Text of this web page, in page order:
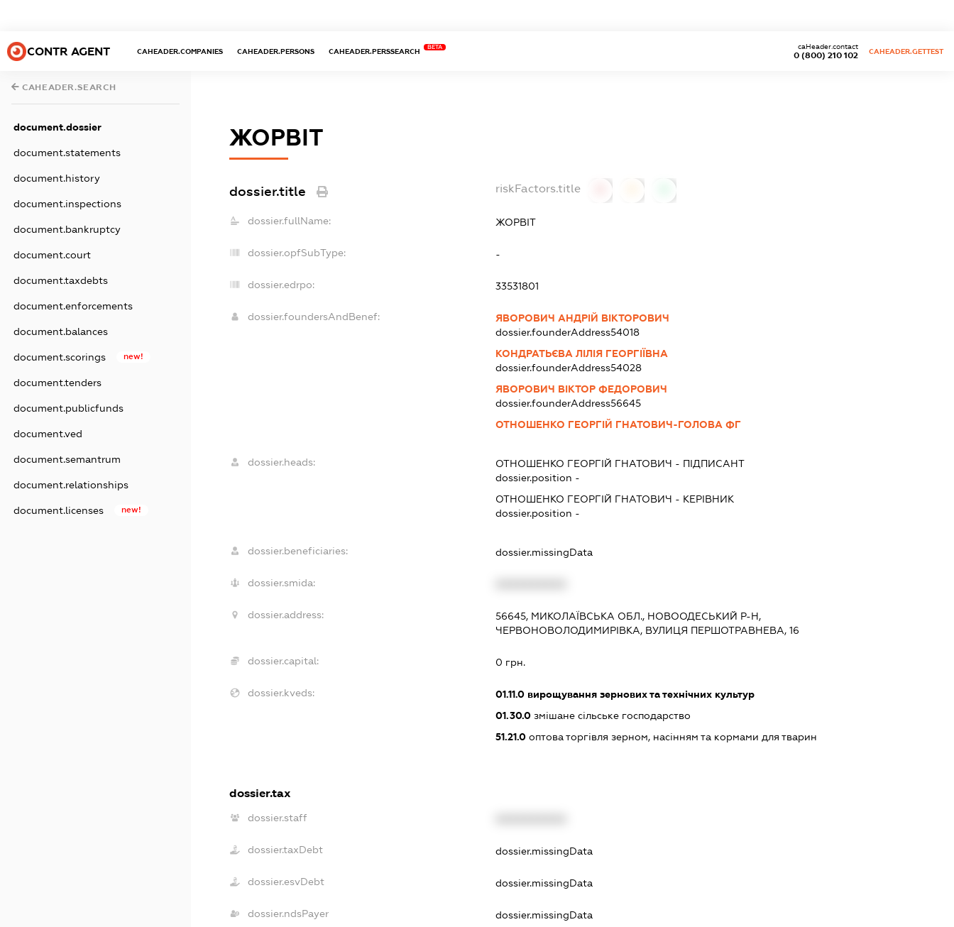
CONTR AGENT CAHEADER.COMPANIES CAHEADER.PERSONS CAHEADER.PERSSEARCH
BETA
0 (800) 210 102
caHeader.contact
CAHEADER.GETTEST
CAHEADER.SEARCH
document.dossier
document.statements
document.history
document.inspections
document.bankruptcy
document.court
document.taxdebts
document.enforcements
document.balances
document.scorings new!
document.tenders
document.publicfunds
document.ved
document.semantrum
document.relationships
document.licenses new!
ЖОРВІТ
dossier.title riskFactors.title
dossier.fullName: ЖОРВІТ
dossier.opfSubType: -
dossier.edrpo: 33531801
dossier.foundersAndBenef:
ЯВОРОВИЧ АНДРІЙ ВІКТОРОВИЧ
dossier.founderAddress54018
КОНДРАТЬЄВА ЛІЛІЯ ГЕОРГІЇВНА
dossier.founderAddress54028
ЯВОРОВИЧ ВІКТОР ФЕДОРОВИЧ
dossier.founderAddress56645
ОТНОШЕНКО ГЕОРГІЙ ГНАТОВИЧ-ГОЛОВА ФГ
dossier.heads: ОТНОШЕНКО ГЕОРГІЙ ГНАТОВИЧ - ПІДПИСАНТ
dossier.position -
ОТНОШЕНКО ГЕОРГІЙ ГНАТОВИЧ - КЕРІВНИК
dossier.position -
dossier.beneficiaries: dossier.missingData
dossier.smida:
dossier.address:
56645, МИКОЛАЇВСЬКА ОБЛ., НОВООДЕСЬКИЙ Р-Н,
ЧЕРВОНОВОЛОДИМИРІВКА, ВУЛИЦЯ ПЕРШОТРАВНЕВА, 16
dossier.capital: 0 грн.
dossier.kveds: 01.11.0вирощування зернових та технічних культур
01.30.0змішане сільське господарство
51.21.0оптова торгівля зерном, насінням та кормами для тварин
dossier.tax
dossier.staff
dossier.taxDebt dossier.missingData
dossier.esvDebt dossier.missingData
dossier.ndsPayer dossier.missingData